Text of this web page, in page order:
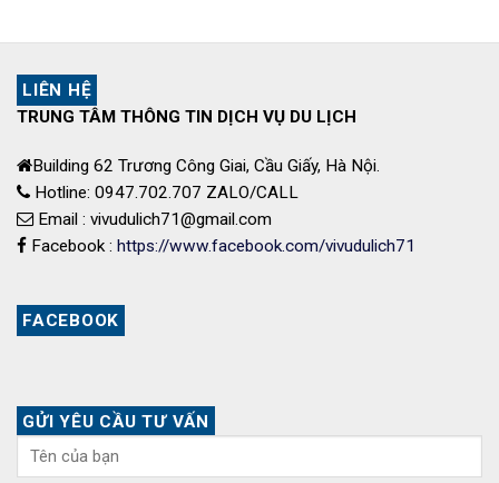
LIÊN HỆ
TRUNG TÂM THÔNG TIN DỊCH VỤ DU LỊCH
Building 62 Trương Công Giai, Cầu Giấy, Hà Nội.
Hotline: 0947.702.707 ZALO/CALL
Email : vivudulich71@gmail.com
Facebook : https://www.facebook.com/vivudulich71
FACEBOOK
GỬI YÊU CẦU TƯ VẤN